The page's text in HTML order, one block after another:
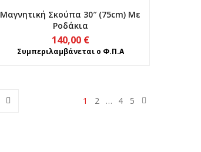
Μαγνητική Σκούπα 30″ (75cm) Με
Ροδάκια
140,00 €
Συμπεριλαμβάνεται ο Φ.Π.Α
1 2 … 4 5